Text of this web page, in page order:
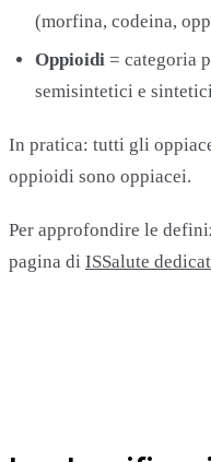
(morfina, codeina,
Oppioidi = categoria
semisintetici e
In pratica: tutti gli
oppioidi sono oppiacei.
Per approfondire le
pagina di ISSalute